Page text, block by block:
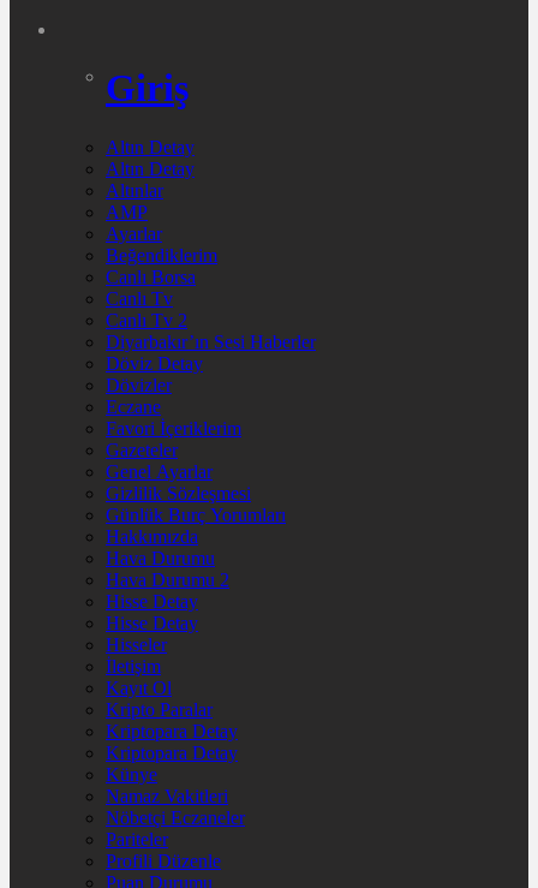
Giriş
Altın Detay
Altın Detay
Altınlar
AMP
Ayarlar
Beğendiklerim
Canlı Borsa
Canlı Tv
Canlı Tv 2
Diyarbakır’ın Sesi Haberler
Döviz Detay
Dövizler
Eczane
Favori İçeriklerim
Gazeteler
Genel Ayarlar
Gizlilik Sözleşmesi
Günlük Burç Yorumları
Hakkımızda
Hava Durumu
Hava Durumu 2
Hisse Detay
Hisse Detay
Hisseler
İletişim
Kayıt Ol
Kripto Paralar
Kriptopara Detay
Kriptopara Detay
Künye
Namaz Vakitleri
Nöbetçi Eczaneler
Pariteler
Profili Düzenle
Puan Durumu